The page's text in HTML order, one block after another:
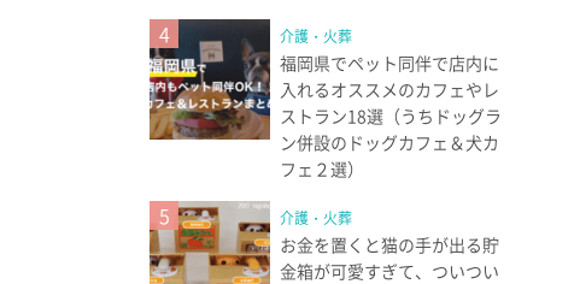
4 介護・火葬
福岡県でペット同伴で店内に
入れるオススメのカフェやレ
ストラン18選（うちドッグラ
ン併設のドッグカフェ＆犬カ
フェ２選）
5 介護・火葬
お金を置くと猫の手が出る貯
金箱が可愛すぎて、ついつい